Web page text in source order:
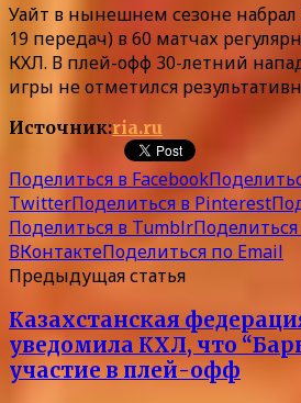
Уайт в нынешнем сезоне набрал
19 передач) в 60 матчах
КХЛ. В плей-офф 30-летний
игры не отметился
Источник:ria.ru
Поделиться в Facebook
TwitterПоделиться в Pinterest
Поделиться в Tumblr
ВКонтактеПоделиться по Email
Предыдущая статья
Казахстанская
уведомила КХЛ, что
участие в плей-офф